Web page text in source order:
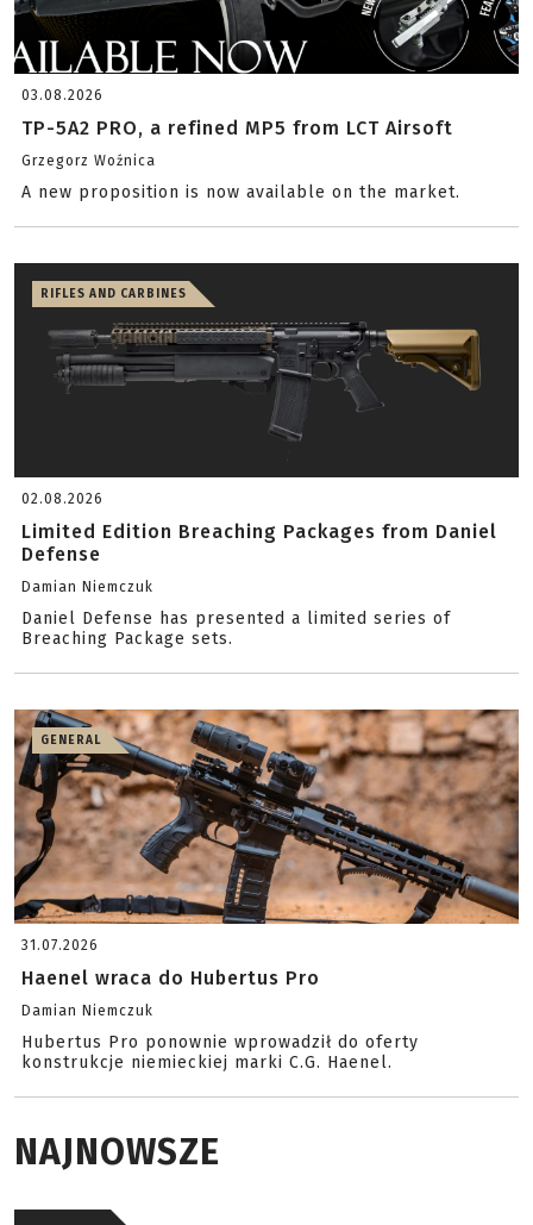
03.08.2026
TP-5A2 PRO, a refined MP5 from LCT Airsoft
Grzegorz Woźnica
A new proposition is now available on the market.
RIFLES AND CARBINES
02.08.2026
Limited Edition Breaching Packages from Daniel
Defense
Damian Niemczuk
Daniel Defense has presented a limited series of
Breaching Package sets.
GENERAL
31.07.2026
Haenel wraca do Hubertus Pro
Damian Niemczuk
Hubertus Pro ponownie wprowadził do oferty
konstrukcje niemieckiej marki C.G. Haenel.
NAJNOWSZE